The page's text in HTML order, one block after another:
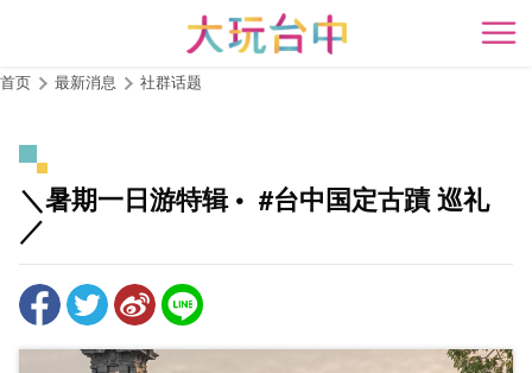
主
要
开
首页 最新消息 社群话题
＼暑期一日游特辑 • ​ #台中国定古蹟 巡礼
／